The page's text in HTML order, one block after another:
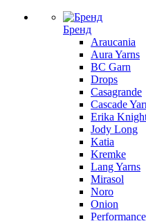
Бренд
Araucania
Aura Yarns
BC Garn
Drops
Casagrande
Cascade
Erika
Jody Long
Katia
Kremke
Lang Yarns
Mirasol
Noro
Onion
Performance